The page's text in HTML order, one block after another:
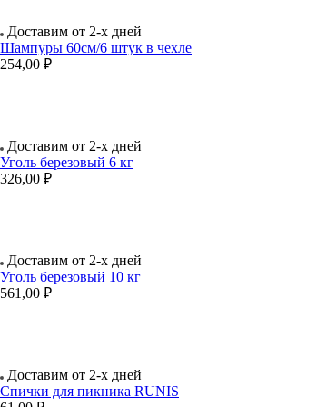
Доставим от 2-х дней
Шампуры 60см/6 штук в чехле
254,00 ₽
Доставим от 2-х дней
Уголь березовый 6 кг
326,00 ₽
Доставим от 2-х дней
Уголь березовый 10 кг
561,00 ₽
Доставим от 2-х дней
Спички для пикника RUNIS